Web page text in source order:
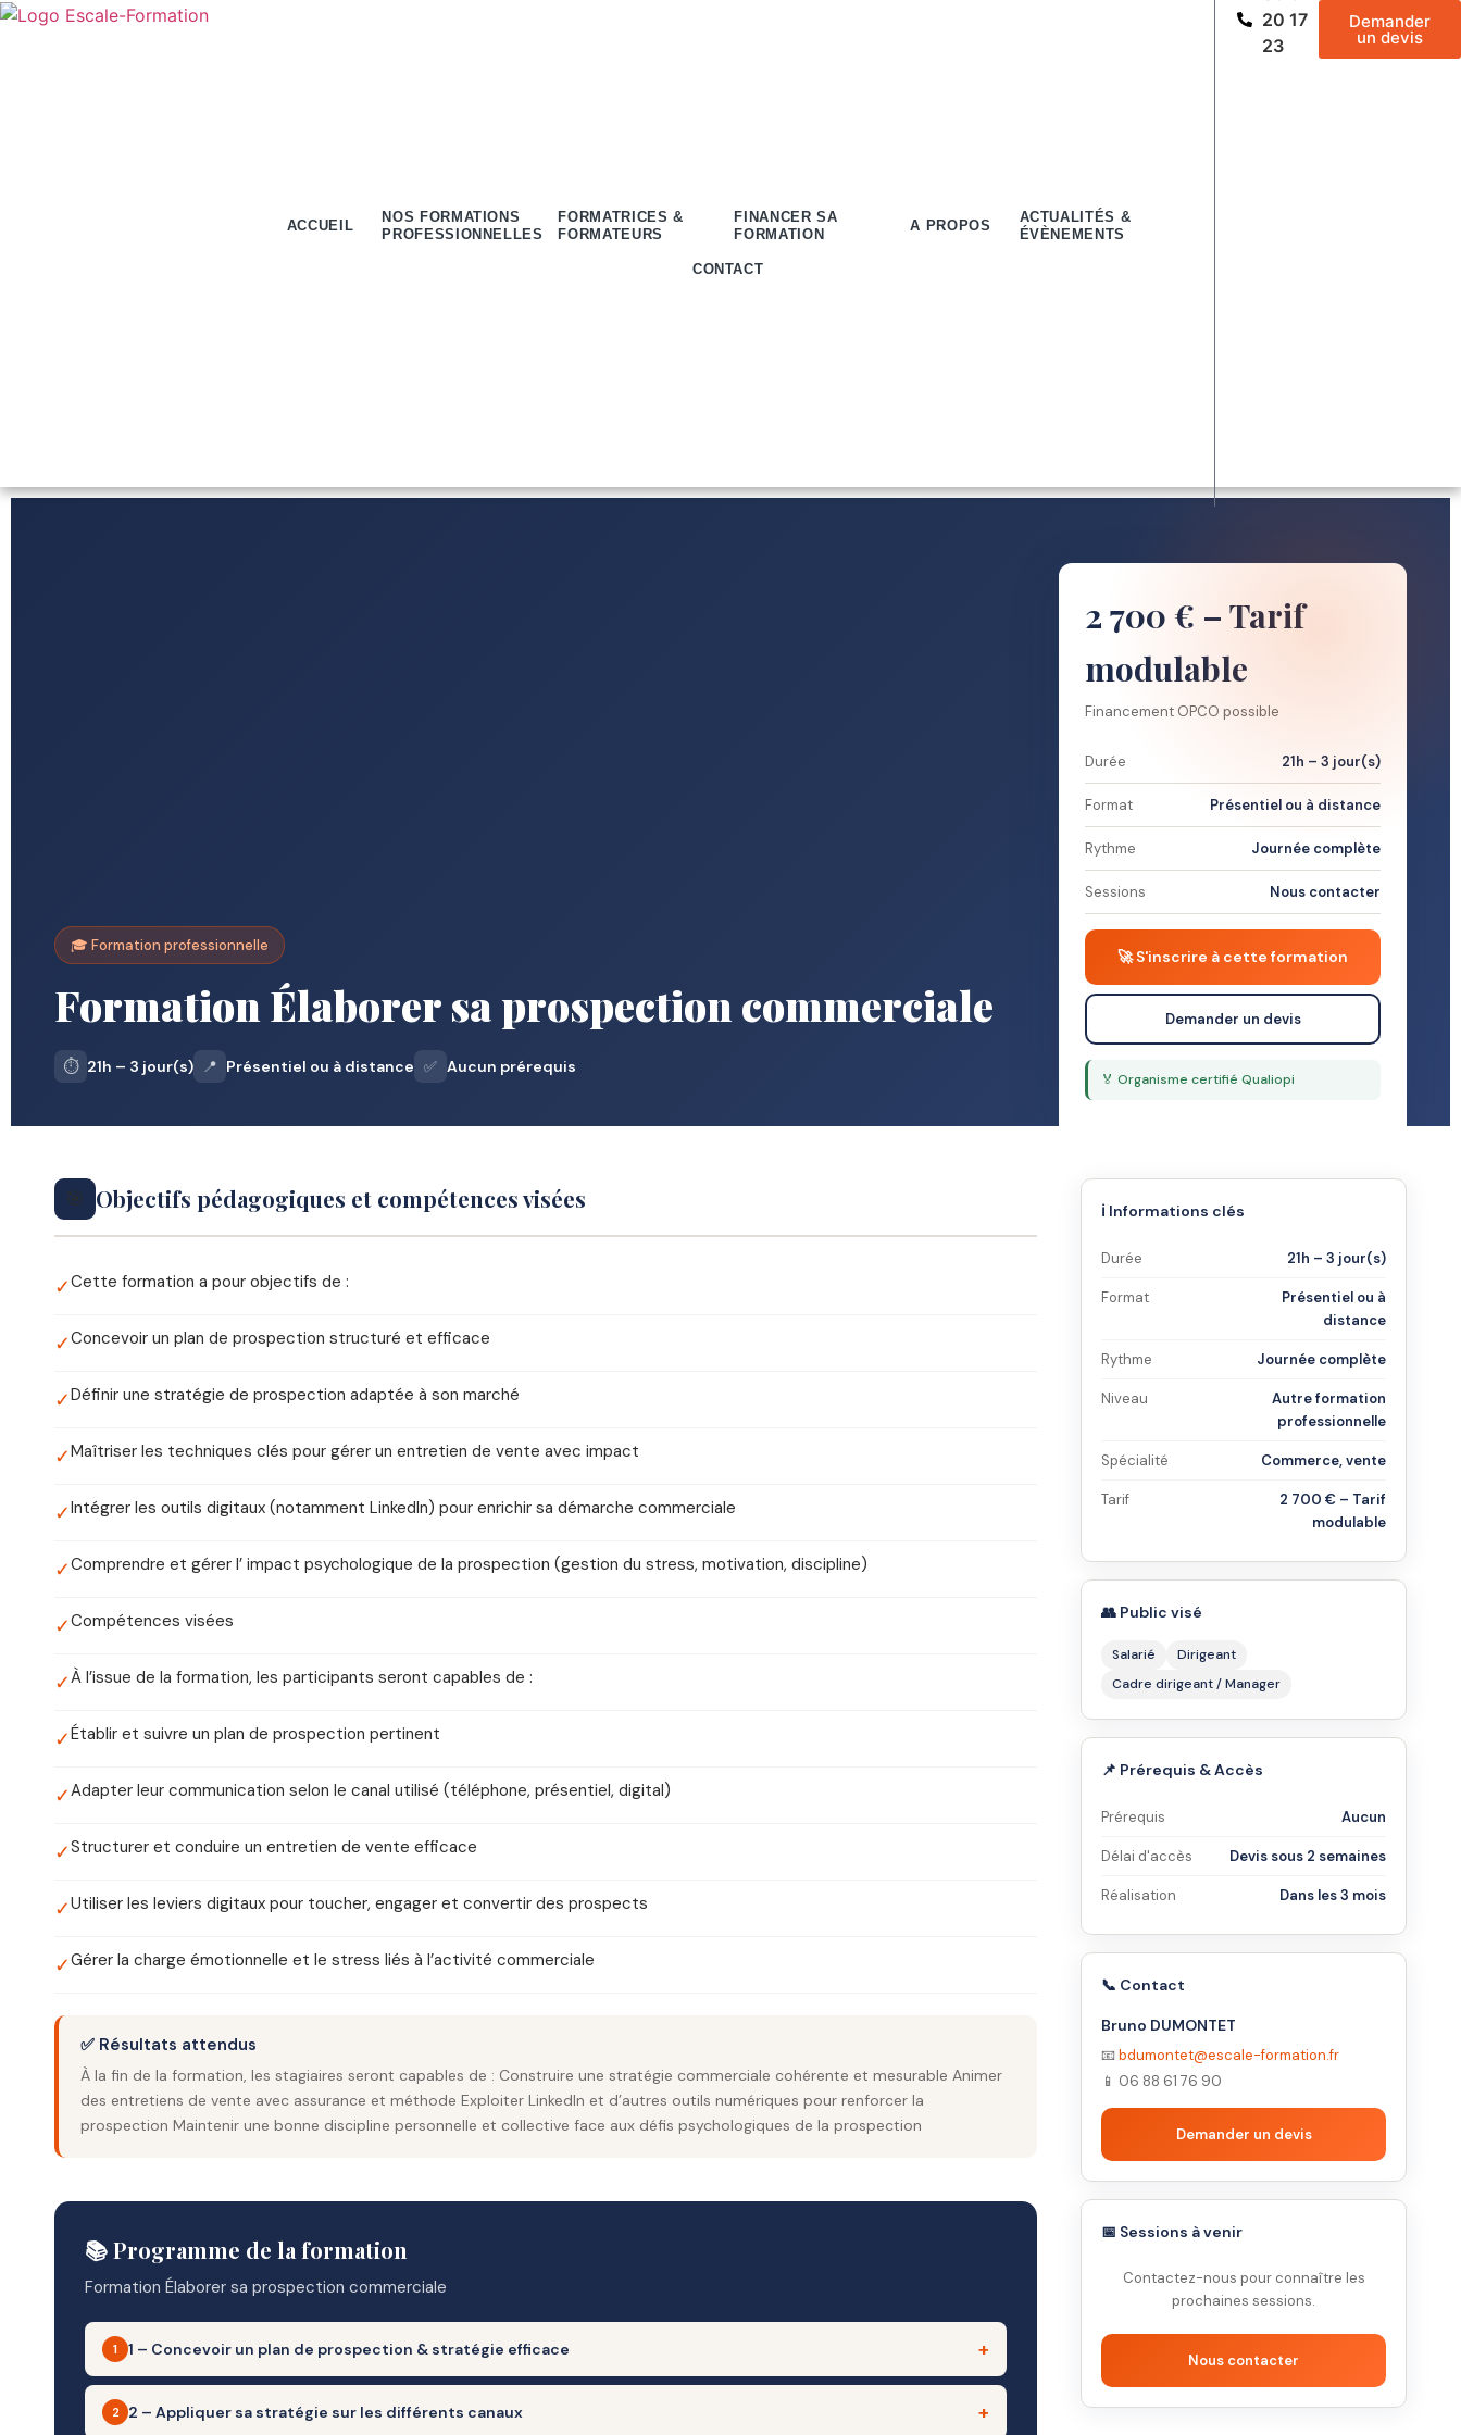
ACCUEIL
NOS FORMATIONS
PROFESSIONNELLES
FORMATRICES &
FORMATEURS
FINANCER SA
FORMATION
A PROPOS
ACTUALITÉS &
ÉVÈNEMENTS
CONTACT
20 17
23
Demander
un devis
🎓 Formation professionnelle
Formation Élaborer sa prospection commerciale
⏱️ 21h – 3 jour(s) 📍 Présentiel ou à distance ✅ Aucun prérequis
2 700 € – Tarif
modulable
Financement OPCO possible
Durée 21h – 3 jour(s)
Format Présentiel ou à distance
Rythme Journée complète
Sessions Nous contacter
🚀 S'inscrire à cette formation
Demander un devis
🏅 Organisme certifié Qualiopi
🎯 Objectifs pédagogiques et compétences visées
✓Cette formation a pour objectifs de :
✓Concevoir un plan de prospection structuré et efficace
✓Définir une stratégie de prospection adaptée à son marché
✓Maîtriser les techniques clés pour gérer un entretien de vente avec impact
✓Intégrer les outils digitaux (notamment LinkedIn) pour enrichir sa démarche commerciale
✓Comprendre et gérer l’ impact psychologique de la prospection (gestion du stress, motivation, discipline)
✓Compétences visées
✓À l’issue de la formation, les participants seront capables de :
✓Établir et suivre un plan de prospection pertinent
✓Adapter leur communication selon le canal utilisé (téléphone, présentiel, digital)
✓Structurer et conduire un entretien de vente efficace
✓Utiliser les leviers digitaux pour toucher, engager et convertir des prospects
✓Gérer la charge émotionnelle et le stress liés à l’activité commerciale
✅ Résultats attendus
À la fin de la formation, les stagiaires seront capables de : Construire une stratégie commerciale cohérente et mesurable Animer
des entretiens de vente avec assurance et méthode Exploiter LinkedIn et d’autres outils numériques pour renforcer la
prospection Maintenir une bonne discipline personnelle et collective face aux défis psychologiques de la prospection
📚 Programme de la formation
Formation Élaborer sa prospection commerciale
1 1 – Concevoir un plan de prospection & stratégie efficace
– Objectifs : Poser les bases méthodologiques d’une prospection cohérente et mesurable.
2 2 – Appliquer sa stratégie sur les différents canaux
ℹ️ Informations clés
Durée 21h – 3 jour(s)
Format
Présentiel ou à
distance
Rythme Journée complète
Niveau
Autre formation
professionnelle
Spécialité Commerce, vente
Tarif
2 700 € – Tarif
modulable
👥 Public visé
Salarié
Dirigeant
Cadre dirigeant / Manager
📌 Prérequis & Accès
Prérequis Aucun
Délai d'accès Devis sous 2 semaines
Réalisation Dans les 3 mois
📞 Contact
Bruno DUMONTET
📧bdumontet@escale-formation.fr
📱 06 88 61 76 90
Demander un devis
📅 Sessions à venir
Contactez-nous pour connaître les
prochaines sessions.
Nous contacter